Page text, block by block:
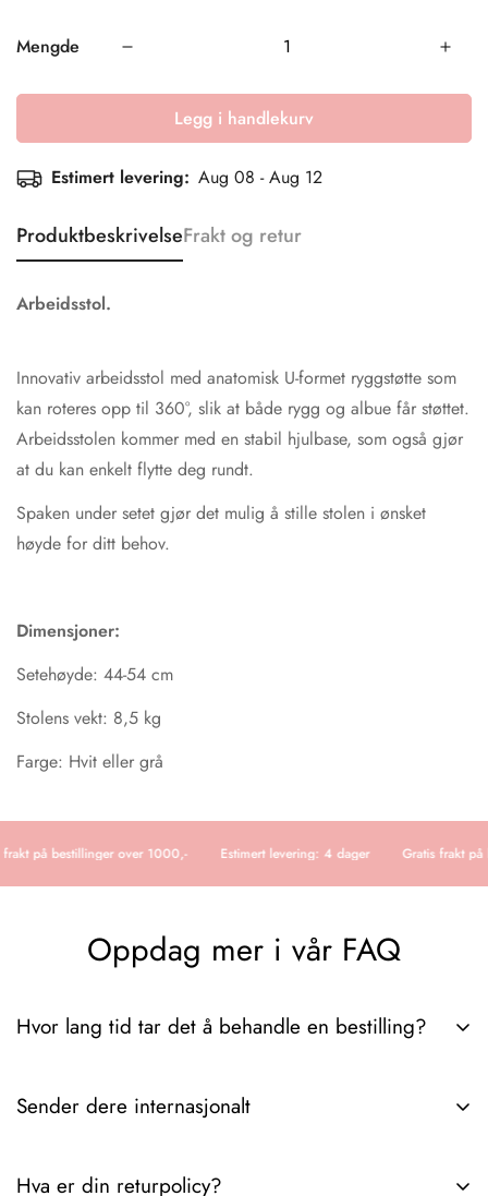
Mengde
Legg i handlekurv
Estimert levering: Aug 08 - Aug 12
ProduktbeskrivelseFrakt og retur
Arbeidsstol.
Innovativ arbeidsstol med anatomisk U-formet ryggstøtte som
kan roteres opp til 360°, slik at både rygg og albue får støttet.
Arbeidsstolen kommer med en stabil hjulbase, som også gjør
at du kan enkelt flytte deg rundt.
Spaken under setet gjør det mulig å stille stolen i ønsket
høyde for ditt behov.
Dimensjoner:
Setehøyde: 44-54 cm
Stolens vekt: 8,5 kg
Farge: Hvit eller grå
på bestillinger over 1000,- Estimert levering: 4 dager Gratis frakt
Oppdag mer i vår FAQ
Hvor lang tid tar det å behandle en bestilling?
hos deg. Hvis du trenger ytterligere detaljer angående
Sender dere internasjonalt
Hva er din returpolicy?